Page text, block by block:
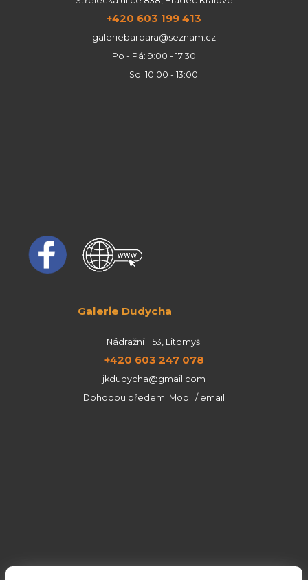
+420 603 199 413
galeriebarbara@seznam.cz
Po - Pá: 9:00 - 17:30
So: 10:00 - 13:00
Galerie Dudycha
Nádražní 1153, Litomyšl
+420 603 247 078
jkdudycha@gmail.com
Dohodou předem: Mobil / email